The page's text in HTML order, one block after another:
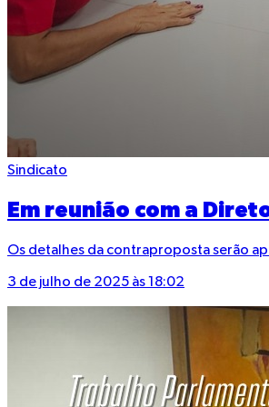
Sindicato
Em reunião com a
Os detalhes da contraproposta serão
3 de julho de 2025 às 18:02